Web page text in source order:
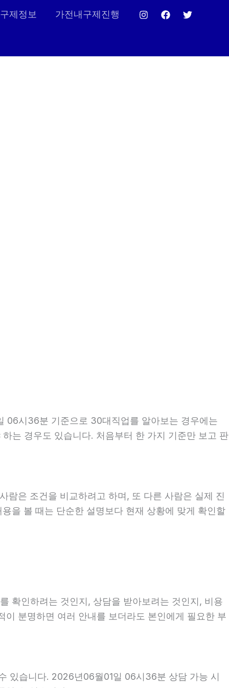
제정보 가전내구제진행
06시36분 기준으로 30대직업를 알아보는 경우에는
는 경우도 있습니다. 처음부터 한 가지 기준만 보고 판
람은 조건을 비교하려고 하며, 또 다른 사람은 실제 진
을 볼 때는 단순한 설명보다 현재 상황에 맞게 확인할
확인하려는 것인지, 상담을 받아보려는 것인지, 비용
분명하면 여러 안내를 보더라도 본인에게 필요한 부
있습니다. 2026년06월01일 06시36분 상담 가능 시